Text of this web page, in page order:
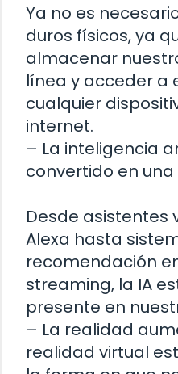
Ya no es
duros físicos, ya
almacenar
línea y acceder a
cualquier
internet.
– La inteligencia
convertido en
Desde asistentes
Alexa hasta
recomendación
streaming, la IA
presente en
– La realidad
realidad virtual